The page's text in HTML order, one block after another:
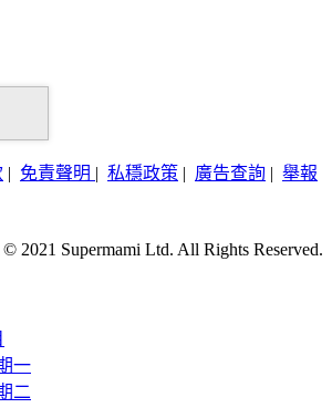
| 免責聲明 | 私穩政策 | 廣告查詢 | 舉報
2021 Supermami Ltd. All Rights Reserved.
一
二